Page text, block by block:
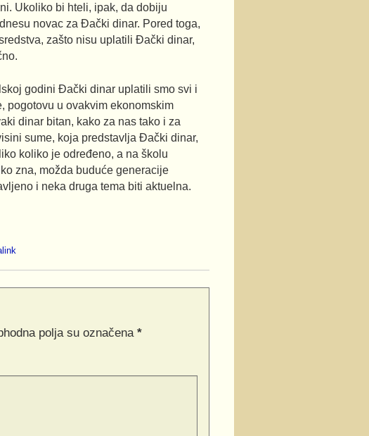
Ukoliko bi hteli, ipak, da dobiju
novac za Đački dinar. Pored toga,
zašto nisu uplatili Đački dinar,
godini Đački dinar uplatili smo svi i
pogotovu u ovakvim ekonomskim
dinar bitan, kako za nas tako i za
sume, koja predstavlja Đački dinar,
koliko je određeno, a na školu
zna, možda buduće generacije
i neka druga tema biti aktuelna.
polja su označena *